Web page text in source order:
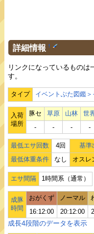
詳細情報 †
リンクになっているものは
す。
タイプ イベントぶた図鑑＞
入荷
場所
豚セ 草原 山林
世
‐
‐ ‐ ‐
最低エサ回数 4回 基準
最低体重条件
なし オスレ
エサ間隔 1時間系（通常）
成豚
時間
おがくず ノーマル
16:12:00
20:12:00
成長4段階のデータを表示